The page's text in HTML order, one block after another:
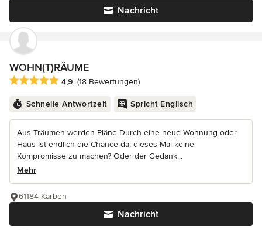
Nachricht
WOHN(T)RÄUME
Durchschnittliche Bewertung: 4.9 von 5 Sternen
4,9 (18 Bewertungen)
Schnelle Antwortzeit Spricht Englisch
Aus Träumen werden Pläne Durch eine neue Wohnung oder
Haus ist endlich die Chance da, dieses Mal keine
Kompromisse zu machen? Oder der Gedank...
Mehr
Nachricht
61184 Karben